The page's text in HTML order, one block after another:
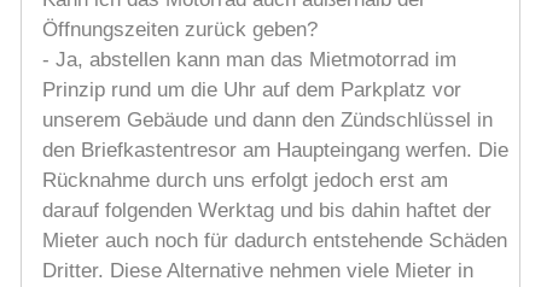
Öffnungszeiten zurück geben?
- Ja, abstellen kann man das Mietmotorrad im
Prinzip rund um die Uhr auf dem Parkplatz vor
unserem Gebäude und dann den Zündschlüssel in
den Briefkastentresor am Haupteingang werfen. Die
Rücknahme durch uns erfolgt jedoch erst am
darauf folgenden Werktag und bis dahin haftet der
Mieter auch noch für dadurch entstehende Schäden
Dritter. Diese Alternative nehmen viele Mieter in